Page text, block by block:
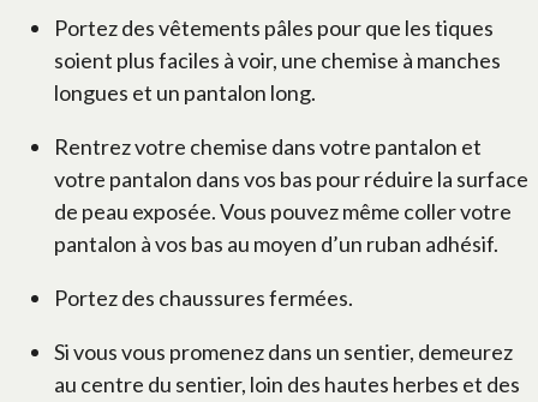
Portez des vêtements pâles pour que les tiques
soient plus faciles à voir, une chemise à manches
longues et un pantalon long.
Rentrez votre chemise dans votre pantalon et
votre pantalon dans vos bas pour réduire la surface
de peau exposée. Vous pouvez même coller votre
pantalon à vos bas au moyen d’un ruban adhésif.
Portez des chaussures fermées.
Si vous vous promenez dans un sentier, demeurez
au centre du sentier, loin des hautes herbes et des